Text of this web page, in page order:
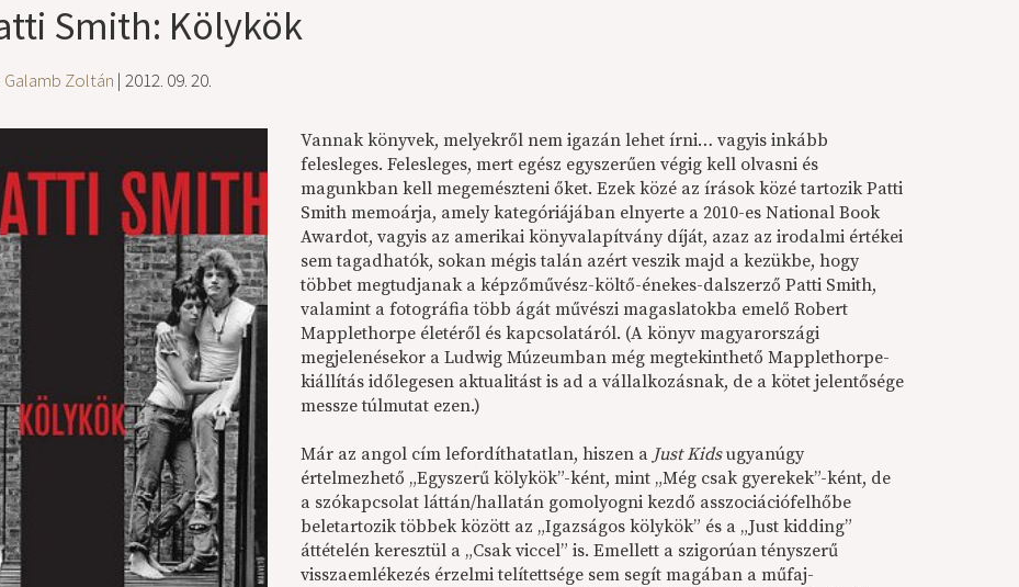
Smith: Kölykök
Galamb Zoltán | 2012. 09. 20.
Vannak könyvek, melyekről nem igazán lehet írni… vagyis inkább
felesleges. Felesleges, mert egész egyszerűen végig kell olvasni és
magunkban kell megemészteni őket. Ezek közé az írások közé tartozik Patti
Smith memoárja, amely kategóriájában elnyerte a 2010-es National Book
Awardot, vagyis az amerikai könyvalapítvány díját, azaz az irodalmi értékei
sem tagadhatók, sokan mégis talán azért veszik majd a kezükbe, hogy
többet megtudjanak a képzőművész-költő-énekes-dalszerző Patti Smith,
valamint a fotográfia több ágát művészi magaslatokba emelő Robert
Mapplethorpe életéről és kapcsolatáról. (A könyv magyarországi
megjelenésekor a Ludwig Múzeumban még megtekinthető Mapplethorpe-
kiállítás időlegesen aktualitást is ad a vállalkozásnak, de a kötet jelentősége
messze túlmutat ezen.)
Már az angol cím lefordíthatatlan, hiszen a Just Kidsugyanúgy
értelmezhető „Egyszerű kölykök”-ként, mint „Még csak gyerekek”-ként, de
a szókapcsolat láttán/hallatán gomolyogni kezdő asszociációfelhőbe
beletartozik többek között az „Igazságos kölykök” és a „Just kidding”
áttételén keresztül a „Csak viccel” is. Emellett a szigorúan tényszerű
visszaemlékezés érzelmi telítettsége sem segít magában a műfaj-